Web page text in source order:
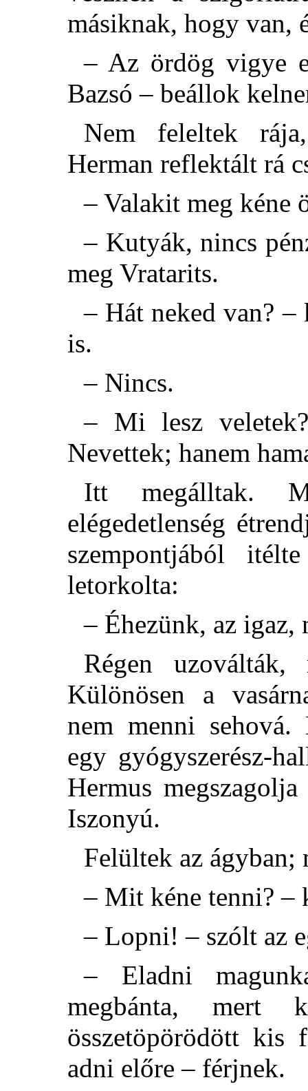
másiknak, hogy van,
– Az ördög vigye
Bazsó – beállok
Nem feleltek
Herman reflektált rá
– Valakit meg kéne
– Kutyák, nincs
meg Vratarits.
– Hát neked van? –
is.
– Nincs.
– Mi lesz
Nevettek; hanem
Itt megálltak.
elégedetlenség
szempontjából
letorkolta:
– Éhezünk, az
Régen uzoválták,
Különösen a
nem menni sehová.
egy gyógyszerész-
Hermus
Iszonyú.
Felültek az ágyban;
– Mit kéne tenni? –
– Lopni! – szólt az
– Eladni
megbánta, mert
összetöpörödött kis
adni előre – férjnek.